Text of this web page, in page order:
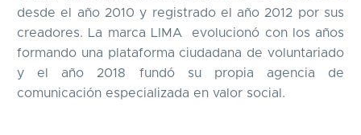
desde el año 2010 y registrado el año 2012 por sus
creadores. La marca LIMA evolucionó con los años
formando una plataforma ciudadana de voluntariado
y el año 2018 fundó su propia agencia de
comunicación especializada en valor social.